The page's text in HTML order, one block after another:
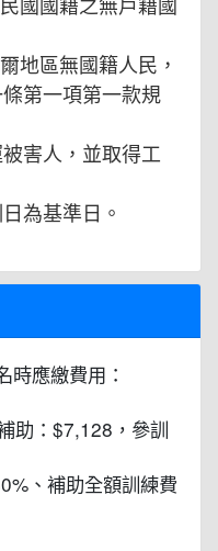
地區無國籍人民，
第一項第一款規
害人，並取得工
為基準日。
應繳費用：
助：$7,128，參訓
、補助全額訓練費